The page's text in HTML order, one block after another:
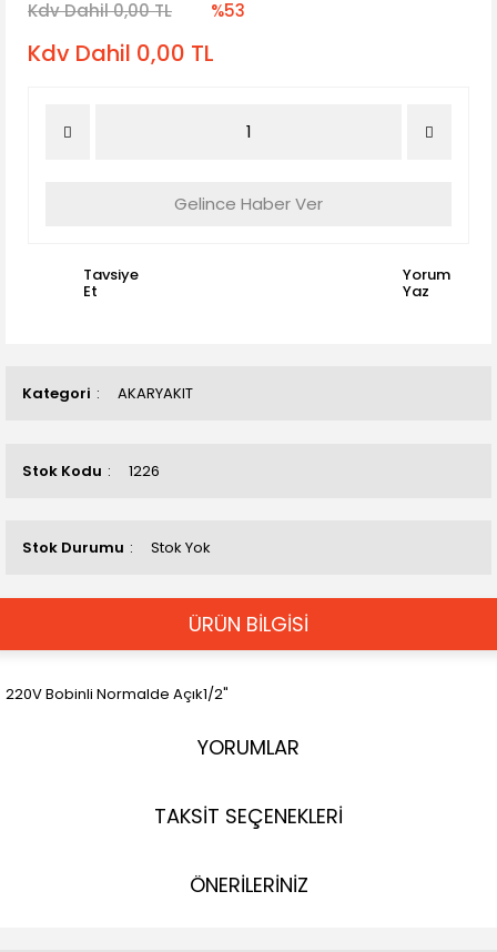
Kategori AKARYAKIT
Stok Kodu 1226
Stok Durumu Stok Yok
Kdv Dahil 0,00 TL %53
Kdv Dahil 0,00 TL
Gelince Haber Ver
Tavsiye
Et
Yorum
Yaz
ÜRÜN BİLGİSİ
220V Bobinli Normalde Açık1/2"
YORUMLAR
TAKSİT SEÇENEKLERİ
ÖNERİLERİNİZ